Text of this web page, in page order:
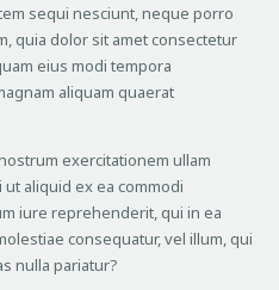
sequi nesciunt, neque porro
quia dolor sit amet consectetur
eius modi tempora
aliquam quaerat
exercitationem ullam
aliquid ex ea commodi
iure reprehenderit, qui in ea
consequatur, vel illum, qui
nulla pariatur?